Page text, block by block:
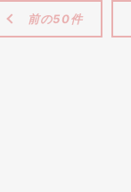
前の50件